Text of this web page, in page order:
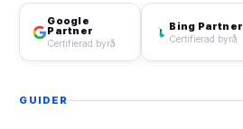
Google
Partner
Certifierad byrå
Bing Partner
Certifierad byrå
GUIDER